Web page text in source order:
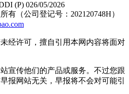
(P) 026/05/2026
有（公司登记号：202120748H）
经许可，擅自引用本网内容将面对
宣传他们的产品或服务。不过您跟
报网站无关，早报将不会对可能引